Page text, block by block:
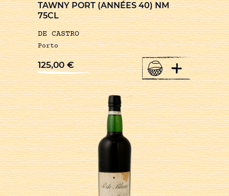
TAWNY PORT (ANNÉES 40) NM
75CL
DE CASTRO
Porto
125,00€ +